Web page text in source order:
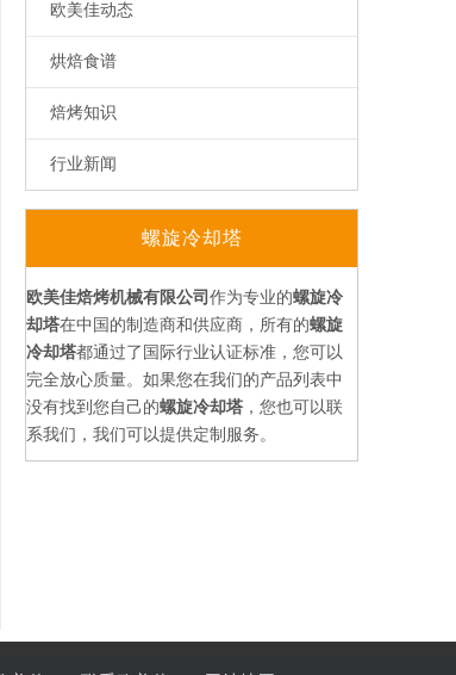
欧美佳动态
烘焙食谱
焙烤知识
行业新闻
螺旋冷却塔
欧美佳焙烤机械有限公司 作为专业的螺旋冷
却塔在中国的制造商和供应商，所有的螺旋
冷却塔都通过了国际行业认证标准，您可以
完全放心质量。如果您在我们的产品列表中
没有找到您自己的螺旋冷却塔 ，您也可以联
系我们，我们可以提供定制服务。